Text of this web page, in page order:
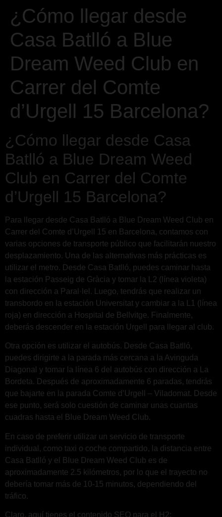
¿Cómo llegar desde
Casa Batlló a Blue
Dream Weed Club en
Carrer del Comte
d’Urgell 15 Barcelona?
¿Cómo llegar desde Casa
Batlló a Blue Dream Weed
Club en Carrer del Comte
d’Urgell 15 Barcelona?
Para llegar desde Casa Batlló a Blue Dream Weed Club en
Carrer del Comte d’Urgell 15 en Barcelona, contamos con
varias opciones de transporte público que facilitarán nuestro
desplazamiento. Una de las alternativas más prácticas es
utilizar el metro. Desde Casa Batlló, puedes caminar hasta
la estación Passeig de Gràcia y tomar la L2 (línea violeta)
con dirección a Paral·lel. Luego, tendrás que realizar un
transbordo en la estación Universitat y cambiar a la L1 (línea
roja) en dirección a Hospital de Bellvitge. Finalmente,
deberás descender en la estación Urgell para llegar al club.
Otra opción es utilizar el autobús. Desde Casa Batlló,
puedes dirigirte a la parada más cercana a la Avinguda
Diagonal y tomar la línea 6 del autobús con dirección a La
Bordeta. Después de aproximadamente 6 paradas, tendrás
que bajarte en la parada Comte d’Urgell – Viladomat. Desde
ese punto, será solo cuestión de caminar unas cuantas
cuadras hasta el Blue Dream Weed Club.
En caso de preferir utilizar un servicio de transporte
individual, como taxi o coche compartido, la distancia entre
Casa Batlló y el Blue Dream Weed Club es de
aproximadamente 2.5 kilómetros, por lo que el trayecto no
debería tomar más de 10-15 minutos, dependiendo del
tráfico.
Claro, aquí tienes el contenido SEO para el H2: